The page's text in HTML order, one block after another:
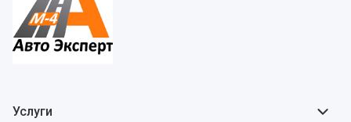
Услуги